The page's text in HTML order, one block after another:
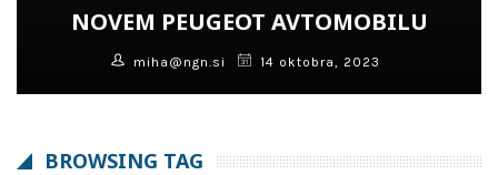
NOVEM PEUGEOT AVTOMOBILU
miha@ngn.si 14 oktobra, 2023
BROWSING TAG